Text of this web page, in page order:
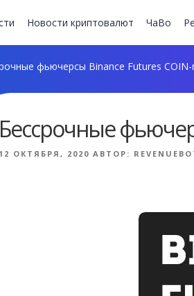
Новости криптовалют ЧаВо
фьючерсы Binance Futures COIN-
Бессрочные
ОПУБЛИКОВАНО
12 ОКТЯБРЯ, 2020 АВТОР: